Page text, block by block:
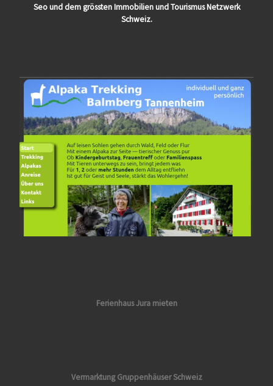
Seo und dem grössten Immobilien und Tourismus Netzwerk
Schweiz.
Ferienhaus Jura mieten
Vermarktung Gruppenhäuser Schweiz